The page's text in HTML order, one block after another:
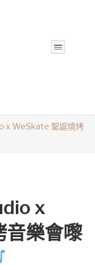
x WeSkate 聖誕燒烤
x
樂會嚟